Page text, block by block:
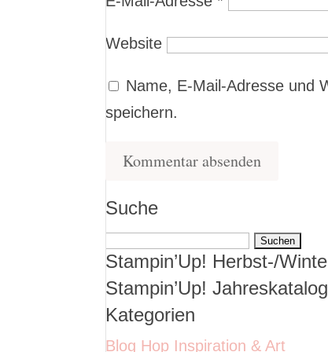
Website
Name, E-Mail-Adresse und
speichern.
Suche
Suchen
nach:
Stampin’Up! Herbst-/
Stampin’Up!
Kategorien
Blog Hop Inspiration & Art